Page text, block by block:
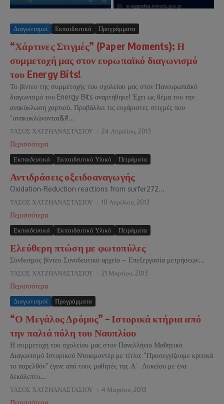
Διαγωνισμοί Εκπαιδευτικά Προγράμματα
“Χάρτινες Στιγμές” (Paper Moments): Η
συμμετοχή μας στον ευρωπαϊκό διαγωνισμό
του Energy Bits!
Το βίντεο της συμμετοχής του σχολείου μας στον Πανευρωπαϊκό
διαγωνισμό του Energy Bits αναρτήθηκε! Έχει ως θέμα του την
ανακύκλωση χαρτιού. Προβάλλει τις ευχάριστες στιγμές που
“ανακυκλώνονται&#...
ΤΑΣΟΣ ΧΑΤΖΗΑΝΑΣΤΑΣΙΟΥ 24 Απριλίου, 2013
Περισσότερα
Εκπαιδευτικά Εκπαιδευτικό Υλικό Πειράματα
Αντιδράσεις οξειδοαναγωγής
Oxidation-Reduction reactions from surfer272...
ΤΑΣΟΣ ΧΑΤΖΗΑΝΑΣΤΑΣΙΟΥ 10 Απριλίου, 2013
Περισσότερα
Εκπαιδευτικά Εκπαιδευτικό Υλικό Πειράματα
Ελεύθερη πτώση με φωτοπύλες
Σύνδεσμος βίντεο Συνοδευτικό αρχείο – Επεξεργασία μετρήσεων...
ΤΑΣΟΣ ΧΑΤΖΗΑΝΑΣΤΑΣΙΟΥ 21 Μαρτίου, 2013
Περισσότερα
Διαγωνισμοί Προγράμματα
“Ο Μεγάλος Δρόμος” – Ιστορικά κτήρια από
την παλιά πόλη του Ναυπλίου
Η συμμετοχή του σχολείου μας στον Πανελλήνιο Μαθητικό
Διαγωνισμό Ιστορικού Ντοκιμαντέρ με τίτλο: “Προσεγγίζουμε κριτικά
το παρελθόν” έγινε από τους μαθητές της Α΄ Λυκείου με ένα
δεκάλεπτο...
ΤΑΣΟΣ ΧΑΤΖΗΑΝΑΣΤΑΣΙΟΥ 4 Μαρτίου, 2013
Περισσότερα